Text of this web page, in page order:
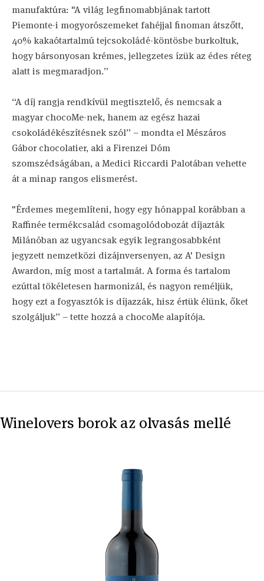
manufaktúra: "A világ legfinomabbjának tartott
Piemonte-i mogyorószemeket fahéjjal finoman átszőtt,
40% kakaótartalmú tejcsokoládé-köntösbe burkoltuk,
hogy bársonyosan krémes, jellegzetes ízük az édes réteg
alatt is megmaradjon.”
“A díj rangja rendkívül megtisztelő, és nemcsak a
magyar chocoMe-nek, hanem az egész hazai
csokoládékészítésnek szól” – mondta el Mészáros
Gábor chocolatier, aki a Firenzei Dóm
szomszédságában, a Medici Riccardi Palotában vehette
át a minap rangos elismerést.
"Érdemes megemlíteni, hogy egy hónappal korábban a
Raffinée termékcsalád csomagolódobozát díjazták
Milánóban az ugyancsak egyik legrangosabbként
jegyzett nemzetközi dizájnversenyen, az A' Design
Awardon, míg most a tartalmát. A forma és tartalom
ezúttal tökéletesen harmonizál, és nagyon reméljük,
hogy ezt a fogyasztók is díjazzák, hisz értük élünk, őket
szolgáljuk” – tette hozzá a chocoMe alapítója.
Winelovers borok az olvasás mellé